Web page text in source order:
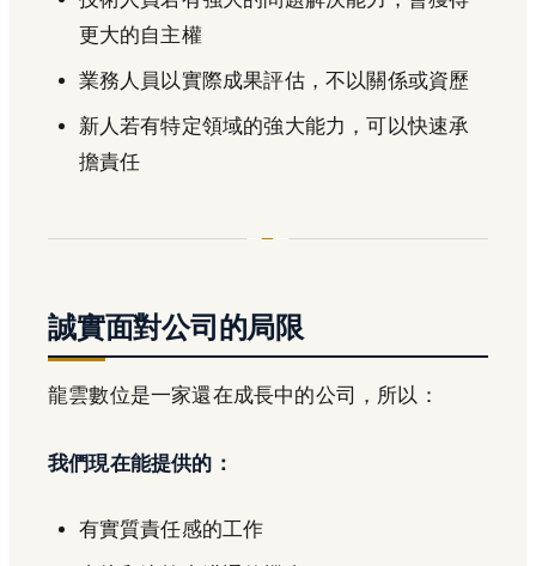
更大的自主權
業務人員以實際成果評估，不以關係或資歷
新人若有特定領域的強大能力，可以快速承
擔責任
誠實面對公司的局限
龍雲數位是一家還在成長中的公司，所以：
我們現在能提供的：
有實質責任感的工作